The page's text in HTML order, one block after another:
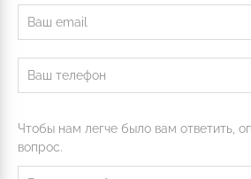
Чтобы нам легче было вам ответить,
вопрос.